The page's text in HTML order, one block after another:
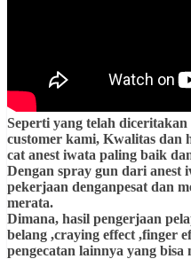
Seperti yang telah
customer kami, Kwalitas dan
cat anest iwata paling baik
Dengan spray gun dari anest
pekerjaan denganpesat dan
merata.
Dimana, hasil pengerjaan
belang ,craying effect ,finger
pengecatan lainnya yang